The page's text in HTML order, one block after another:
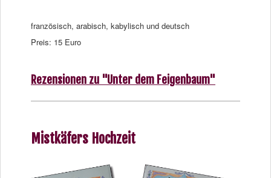
französisch, arabisch, kabylisch und deutsch
Preis: 15 Euro
Rezensionen zu "Unter dem Feigenbaum"
Mistkäfers Hochzeit